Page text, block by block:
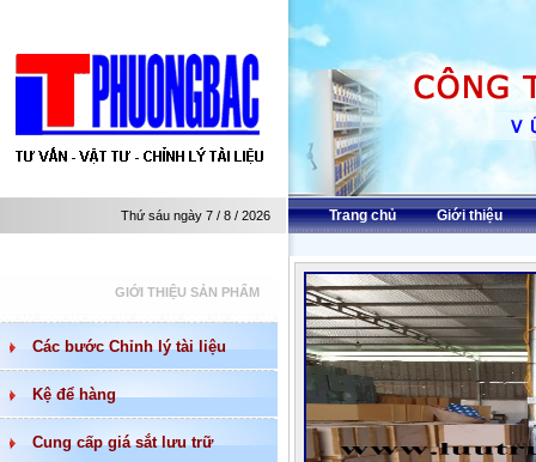
Thứ sáu ngày 7 / 8 / 2026 Trang chủ Giới thiệu
GIỚI THIỆU SẢN PHẨM
Các bước Chỉnh lý tài liệu
Kệ để hàng
Cung cấp giá sắt lưu trữ